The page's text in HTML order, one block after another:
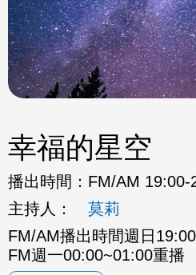
幸福的星空
播出時間： FM/AM 19:00-
主持人：
莫莉
FM/AM播出時間週日
FM週一00:00~01:00重播